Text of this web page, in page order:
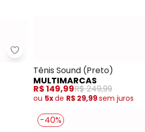
em Sintético
Multimarcas - Tênis Sound (Off
Tênis Sound (Preto)
MULTIMARCAS
R$ 149,99R$ 249,99
ou 5xde R$ 29,99sem juros
-40%